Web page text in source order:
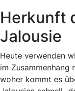
Herkunft
Jalousie
Heute verwenden
im Zusammenhang
woher kommt es